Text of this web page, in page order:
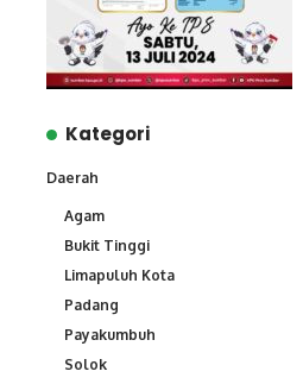
Kategori
Daerah
Agam
Bukit Tinggi
Limapuluh Kota
Padang
Payakumbuh
Solok